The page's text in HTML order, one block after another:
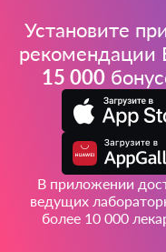
Установите
рекомендации
15 000
В приложении
ведущих
более 10 000